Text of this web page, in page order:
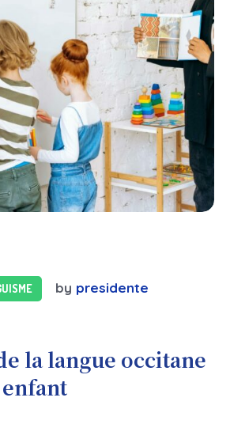
by presidente
la langue occitane